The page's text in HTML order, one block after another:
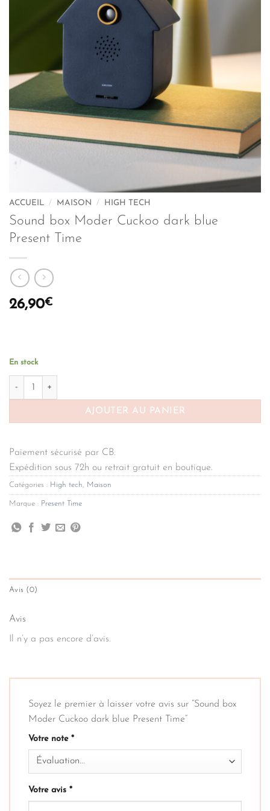
ACCUEIL / MAISON / HIGH TECH
Sound box Moder Cuckoo dark blue
Present Time
26,90€
En stock
quantité de Sound box Moder Cuckoo dark blue Present Time
AJOUTER AU PANIER
Paiement sécurisé par CB.
Expédition sous 72h ou retrait gratuit en boutique.
Catégories : High tech Maison
Marque : Present Time
Avis (0)
Avis
Il n’y a pas encore d’avis.
Soyez le premier à laisser votre avis sur “Sound box
Moder Cuckoo dark blue Present Time”
Votre note *
Votre avis *